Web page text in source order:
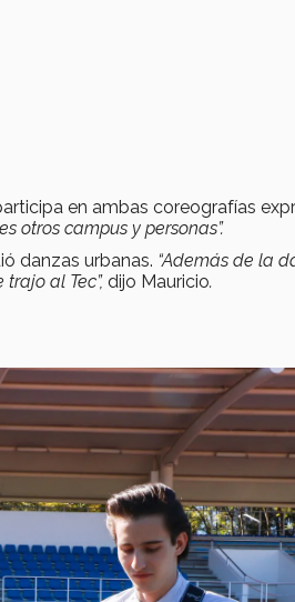
en ambas coreografías
otros campus y personas”.
danzas urbanas. “Además de la
al Tec”, dijo Mauricio.